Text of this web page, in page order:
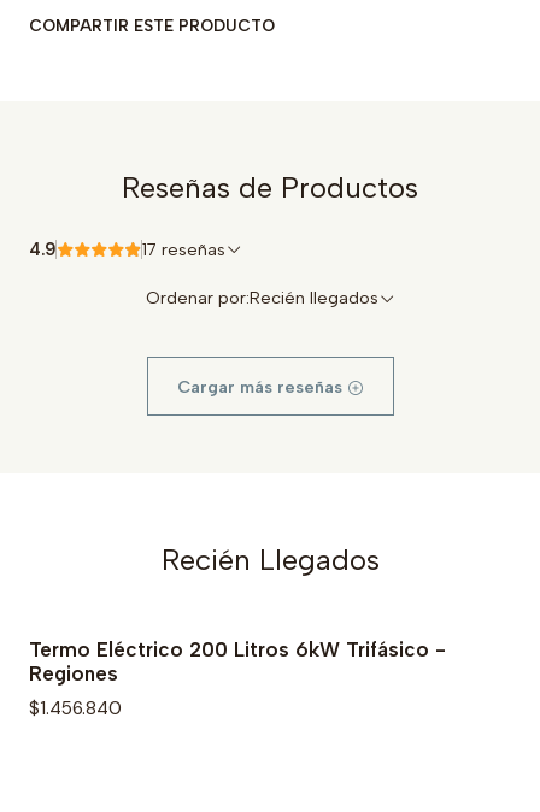
COMPARTIR ESTE PRODUCTO
Reseñas de Productos
4.9 17 reseñas
Ordenar por:Recién llegados
Cargar más reseñas
Recién Llegados
Termo Eléctrico 200 Litros 6kW Trifásico -
Regiones
$1.456.840